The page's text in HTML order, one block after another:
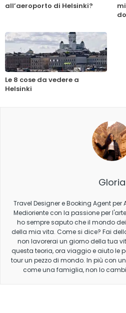
all’aeroporto di Helsinki?
Le 8 cose da vedere a
Helsinki
Gloria
Travel Designer e Booking Agent
Medioriente con la passione per
ho sempre saputo che il mondo
della mia vita. Come si dice? Fai
non lavorerai un giorno della tua
questa teoria, ora viaggio e aiuto le
tour un pezzo di mondo. In più con
come una famiglia, non lo